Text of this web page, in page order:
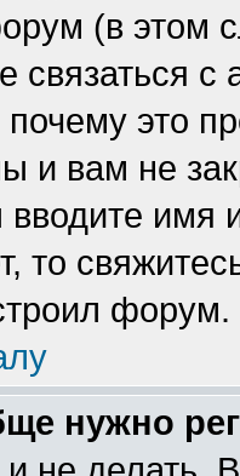
(в этом
связаться
почему это
и вам не
вводите
то
форум.
нужно